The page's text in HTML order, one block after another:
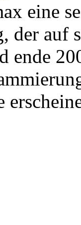
eine
auf
ende